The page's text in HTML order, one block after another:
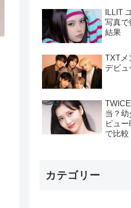
ILLIT
写真で
結果
TXTメ
デビ
当？
ビュ
で比較
カテゴリー